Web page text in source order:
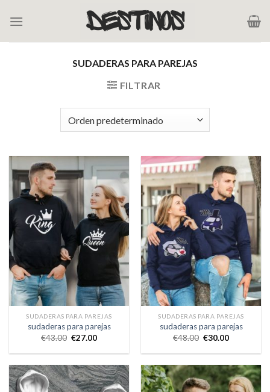
SUDADERAS PARA PAREJAS
FILTRAR
SUDADERAS PARA PAREJAS
sudaderas para parejas
€43.00 €27.00
SUDADERAS PARA PAREJAS
sudaderas para parejas
€48.00 €30.00